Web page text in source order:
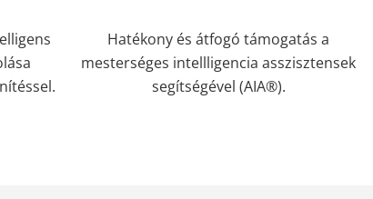
Hatékony és átfogó támogatás a
mesterséges intellligencia asszisztensek
segítségével (AIA®).